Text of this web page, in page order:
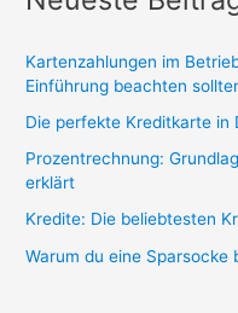
gemacht:
Tipps
Kartenzahlungen im
Einführung beachten
Die perfekte Kreditkarte in
Prozentrechnung:
erklärt
Kredite: Die beliebtesten
Warum du eine Sparsocke